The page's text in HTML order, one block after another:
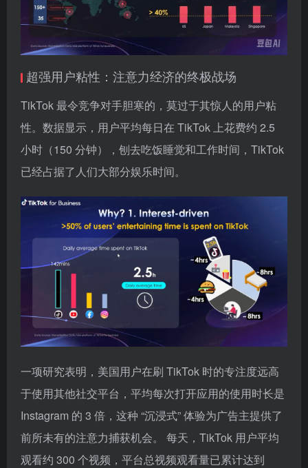
超强用户粘性：注意力经济的终极战场
TikTok 最令竞争对手胆寒的，莫过于其惊人的用户粘
性。数据显示，用户平均每日在 TikTok 上花费约 2.5
小时（150 分钟），刨去吃饭睡觉和工作时间，TikTok
已经占据了人们大部分娱乐时间。
一项研究表明，美国用户在刷 TikTok 时的专注度远高
于使用其他社交平台，平均每次打开应用的使用时长是
Instagram 的 3 倍，这种 “沉浸式” 体验为广告主提供了
前所未有的注意力捕获机会。 每天，TikTok 用户平均
观看约 300 个视频，平台总视频观看量已累计达到